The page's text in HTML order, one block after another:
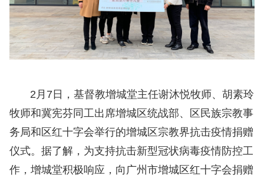
2月7日，基督教增城堂主任谢沐悦牧师、胡素玲
牧师和冀宪芬同工出席增城区统战部、区民族宗教事
务局和区红十字会举行的增城区宗教界抗击疫情捐赠
仪式。据了解，为支持抗击新型冠状病毒疫情防控工
作，增城堂积极响应，向广州市增城区红十字会捐赠